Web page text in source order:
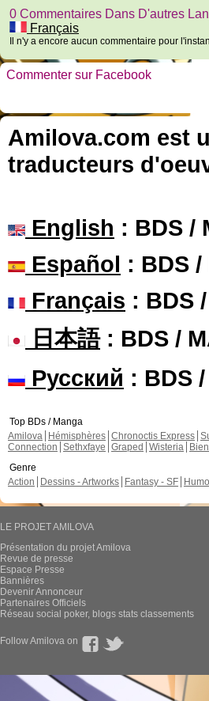
0 Commentaires Dans D'autres
Français
Il n'y a encore aucun commentaire pour
Commenter sur Facebook
Amilova.com est
traducteurs
English : BDS /
Español : BDS /
Français : BDS
日本語: BDS /
Русский : BDS
Top BDs / Manga
Amilova
Hémisphères Chronoctis Express
Connection Sethxfaye Graped Wisteria
Genre
Action
Dessins - Artworks Fantasy - SF
LE PROJET AMILOVA
Présentation du projet Amilova
Revue de presse
Espace Presse
Bannières
Devenir Annonceur
Partenaires Officiels
Réseau social poker, blogs stats classements
Follow Amilova on